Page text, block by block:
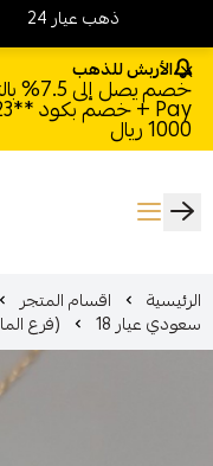
الأربش للذهب
1000 ريال
الرئيسية اقسام المتجر
سعودي عيار 18 (فرع
24 ذهب عيار